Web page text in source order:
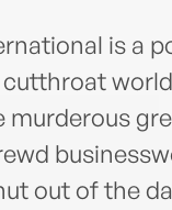
is a
out of the